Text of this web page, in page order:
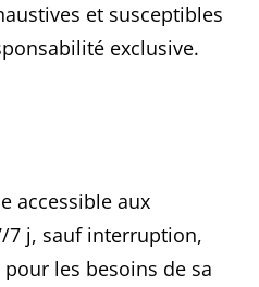
et susceptibles
exclusive.
accessible aux
7 j, sauf interruption,
les besoins de sa